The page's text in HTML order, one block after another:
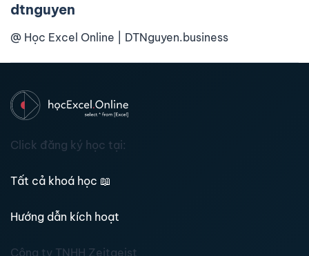
dtnguyen
@ Học Excel Online | DTNguyen.business
Click đăng ký học tại:
Tất cả khoá học 📖
Hướng dẫn kích hoạt
Công ty TNHH Zeitgeist